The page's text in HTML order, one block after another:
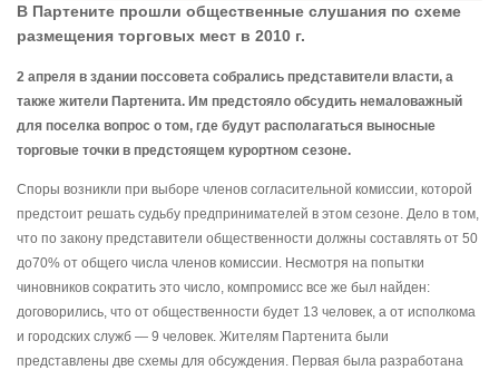
В Партените прошли общественные слушания по схеме
размещения торговых мест в 2010 г.
2 апреля в здании поссовета собрались представители власти, а
также жители Партенита. Им предстояло обсудить немаловажный
для поселка вопрос о том, где будут располагаться выносные
торговые точки в предстоящем курортном сезоне.
Споры возникли при выборе членов согласительной комиссии, которой
предстоит решать судьбу предпринимателей в этом сезоне. Дело в том,
что по закону представители общественности должны составлять от 50
до70% от общего числа членов комиссии. Несмотря на попытки
чиновников сократить это число, компромисс все же был найден:
договорились, что от общественности будет 13 человек, а от исполкома
и городских служб — 9 человек. Жителям Партенита были
представлены две схемы для обсуждения. Первая была разработана